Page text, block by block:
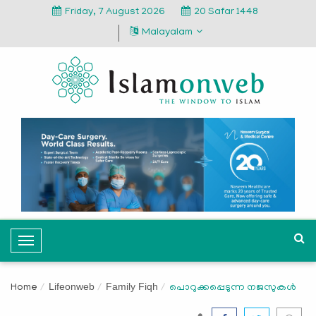
Friday, 7 August 2026
20 Safar 1448
Malayalam
T
o
g
Home Lifeonweb Family Fiqh പൊറുക്കപ്പെടുന്ന നജസുകള്‍